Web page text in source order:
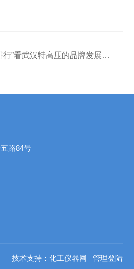
”看武汉特高压的品牌发展之路
路84号
技术支持： 化工仪器网 管理登陆